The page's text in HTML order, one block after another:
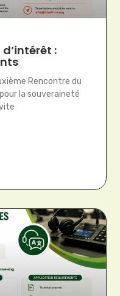
:
Rencontre du
la souveraineté